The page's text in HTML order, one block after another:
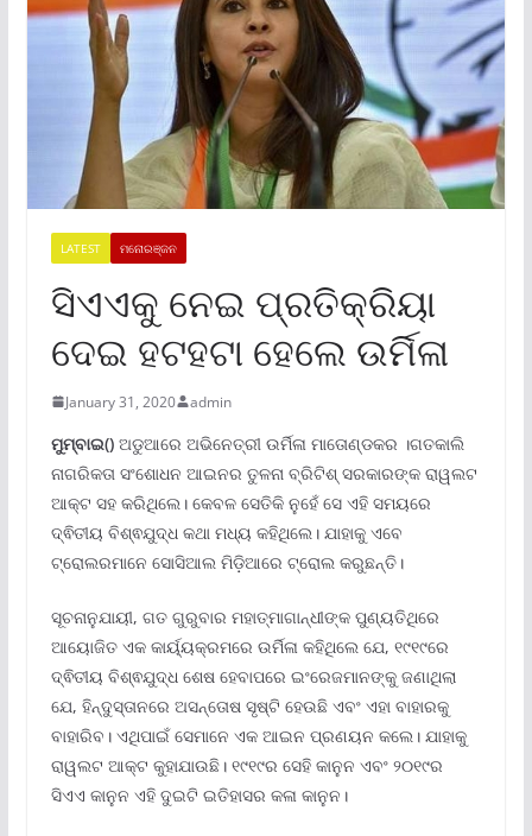
LATEST ମନୋରଞ୍ଜନ
ସିଏଏକୁ ନେଇ ପ୍ରତିକ୍ରିୟା
ଦେଇ ହଟହଟା ହେଲେ ଉର୍ମିଳା
January 31, 2020 admin
ମୁମ୍ବାଇ()ଅଡୁଆରେ ଅଭିନେତ୍ରୀ ଉର୍ମିଳା ମାତୋଣ୍ଡକର ।ଗତକାଲି
ନାଗରିକତା ସଂଶୋଧନ ଆଇନର ତୁଳନା ବ୍ରିଟିଶ୍ ସରକାରଙ୍କ ରାୱଲଟ
ଆକ୍ଟ ସହ କରିଥିଲେ। କେବଳ ସେତିକି ନୁହେଁ ସେ ଏହି ସମୟରେ
ଦ୍ଵିତୀୟ ବିଶ୍ଵଯୁଦ୍ଧ କଥା ମଧ୍ୟ କହିଥିଲେ। ଯାହାକୁ ଏବେ
ଟ୍ରୋଲରମାନେ ସୋସିଆଲ ମିଡ଼ିଆରେ ଟ୍ରୋଲ କରୁଛନ୍ତି।
ସୂଚନାନୁଯାୟୀ, ଗତ ଗୁରୁବାର ମହାତ୍ମାଗାନ୍ଧୀଙ୍କ ପୁଣ୍ୟତିଥିରେ
ଆୟୋଜିତ ଏକ କାର୍ୟ୍ୟକ୍ରମରେ ଉର୍ମିଳା କହିଥିଲେ ଯେ, ୧୯୧୯ରେ
ଦ୍ଵିତୀୟ ବିଶ୍ଵଯୁଦ୍ଧ ଶେଷ ହେବାପରେ ଇଂରେଜମାନଙ୍କୁ ଜଣାଥିଲା
ଯେ, ହିନ୍ଦୁସ୍ତାନରେ ଅସନ୍ତୋଷ ସୃଷ୍ଟି ହେଉଛି ଏବଂ ଏହା ବାହାରକୁ
ବାହାରିବ। ଏଥିପାଇଁ ସେମାନେ ଏକ ଆଇନ ପ୍ରଣୟନ କଲେ। ଯାହାକୁ
ରାୱଲଟ ଆକ୍ଟ କୁହାଯାଉଛି। ୧୯୧୯ର ସେହି କାନୁନ ଏବଂ ୨୦୧୯ର
ସିଏଏ କାନୁନ ଏହି ଦୁଇଟି ଇତିହାସର କଳା କାନୁନ।